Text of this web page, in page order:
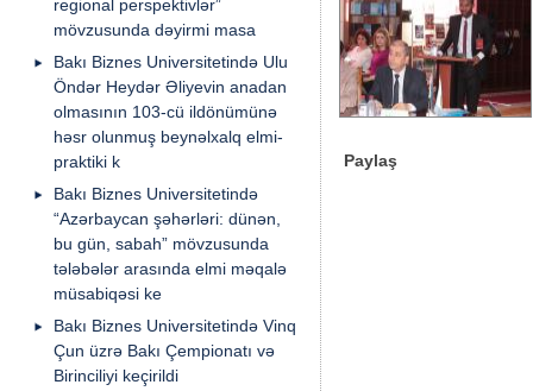
regional perspektivlər”
mövzusunda dəyirmi masa
Bakı Biznes Universitetində Ulu
Öndər Heydər Əliyevin anadan
olmasının 103-cü ildönümünə
həsr olunmuş beynəlxalq elmi-
praktiki k
Bakı Biznes Universitetində
“Azərbaycan şəhərləri: dünən,
bu gün, sabah” mövzusunda
tələbələr arasında elmi məqalə
müsabiqəsi ke
Bakı Biznes Universitetində Vinq
Çun üzrə Bakı Çempionatı və
Birinciliyi keçirildi
Paylaş